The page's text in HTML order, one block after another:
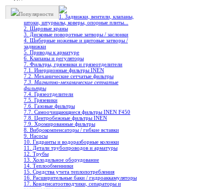
Популярности
1. Задвижки, вентили, клапаны,
штоки, штурвалы, коверы, опорные плиты...
2. Шаровые краны
3. Дисковые поворотные затворы / заслонки
4. Шиберные ножевые и щитовые затворы /
задвижки
5. Приводы к арматуре
6. Клапаны и регуляторы
7. Фильтры, грязевики и грязеотделители
7.1. Инерционные фильтры INEN
7.2. Механические сетчатые фильтры
7.3. Магнитно-механические сетчатые
фильтры
7.4. Грязеотделители
7.5. Грязевики
7.6. Газовые фильтры
7.7. Самоочищающиеся фильтры INEN F450
7.8. Центробежные фильтры INEN
7.9. Хромированные фильтры
8. Виброкомпенсаторы / гибкие вставки
9. Насосы
10. Гидранты и водоразборные колонки
11. Детали трубопроводов и арматуры
12. Трубы
13. Холодильное oборудование
14. Теплообменники
15. Средства учета теплопотребления
16. Расширительные баки / гидроаккамуляторы
17. Конденсатоотводчики, сепараторы и